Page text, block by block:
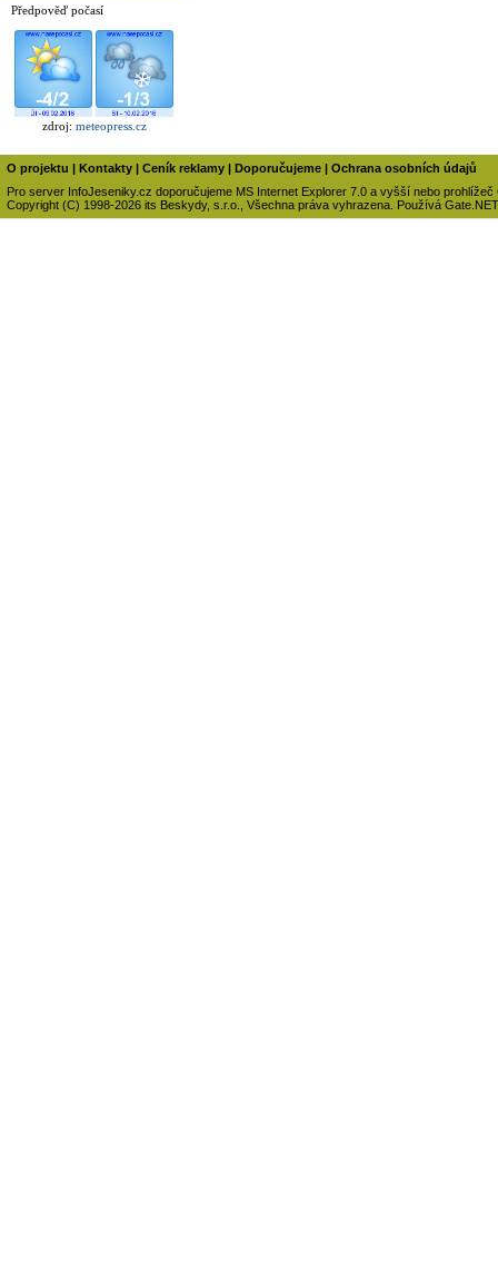
Předpověď počasí
zdroj: meteopress.cz
O projektu | Kontakty | Ceník reklamy | Doporučujeme | Ochrana osobních údajů
Pro server InfoJeseniky.cz doporučujeme MS Internet Explorer 7.0 a vyšší nebo prohlížeč
Copyright (C) 1998-2026 its Beskydy, s.r.o., Všechna práva vyhrazena. Používá